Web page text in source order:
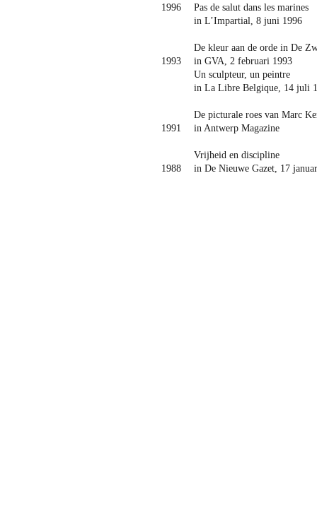
1996
1993
1991
1988
Pas de salut dans les marines
in L’Impartial, 8 juni 1996
De kleur aan de orde in De
in GVA, 2 februari 1993
Un sculpteur, un peintre
in La Libre Belgique, 14 juli
De picturale roes van Marc
in Antwerp Magazine
Vrijheid en discipline
in De Nieuwe Gazet, 17